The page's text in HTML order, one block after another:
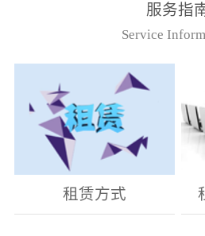
服务指
Service
租赁方式